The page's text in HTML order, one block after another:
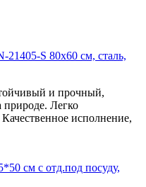
S 80х60 см, сталь,
и прочный,
природе. Легко
исполнение,
см с отд.под посуду,